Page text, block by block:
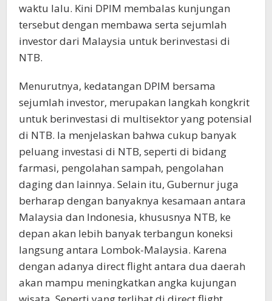
waktu lalu. Kini DPIM membalas kunjungan
tersebut dengan membawa serta sejumlah
investor dari Malaysia untuk berinvestasi di
NTB.
Menurutnya, kedatangan DPIM bersama
sejumlah investor, merupakan langkah kongkrit
untuk berinvestasi di multisektor yang potensial
di NTB. Ia menjelaskan bahwa cukup banyak
peluang investasi di NTB, seperti di bidang
farmasi, pengolahan sampah, pengolahan
daging dan lainnya. Selain itu, Gubernur juga
berharap dengan banyaknya kesamaan antara
Malaysia dan Indonesia, khususnya NTB, ke
depan akan lebih banyak terbangun koneksi
langsung antara Lombok-Malaysia. Karena
dengan adanya direct flight antara dua daerah
akan mampu meningkatkan angka kujungan